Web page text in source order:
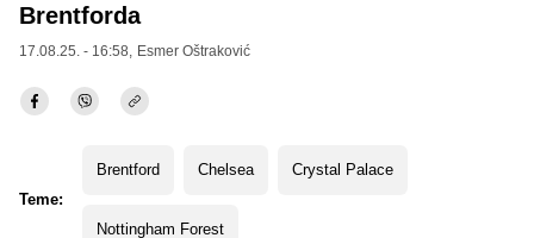
Brentforda
17.08.25. - 16:58, Esmer Oštraković
Teme:
Brentford Chelsea Crystal Palace
Nottingham Forest